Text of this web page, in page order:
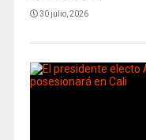
30 julio, 2026